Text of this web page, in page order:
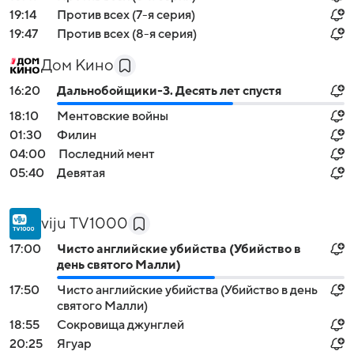
19:14
Против всех (7-я серия)
19:47
Против всех (8-я серия)
Дом Кино
16:20
Дальнобойщики-3. Десять лет спустя
18:10
Ментовские войны
01:30
Филин
04:00
Последний мент
05:40
Девятая
viju TV1000
17:00
Чисто английские убийства (Убийство в
день святого Малли)
17:50
Чисто английские убийства (Убийство в день
святого Малли)
18:55
Сокровища джунглей
20:25
Ягуар